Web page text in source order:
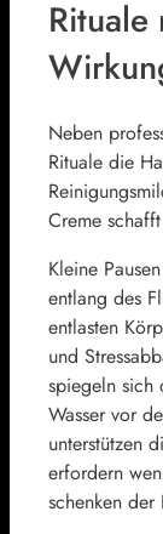
Neben
Rituale die
Creme
Kleine
entlang des
entlasten
und
spiegeln sich
Wasser vor
unterstützen
erfordern
schenken